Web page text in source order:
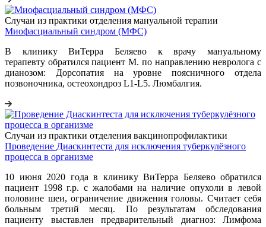
Случаи из практики отделения мануальной терапии
Миофасциальный синдром (МФС)
В клинику ВиТерра Беляево к врачу мануальному
терапевту обратился пациент М. по направлению невролога с
дианозом: Дорсопатия на уровне поясничного отдела
позвоночника, остеохондроз L1-L5. Люмбалгия.
Случаи из практики отделения вакцинопрофилактики
Проведение Диаскинтеста для исключения туберкулёзного
процесса в организме
10 июня 2020 года в клинику ВиТерра Беляево обратился
пациент 1998 г.р. с жалобами на наличие опухоли в левой
половине шеи, ограничение движения головы. Считает себя
больным третий месяц. По результатам обследования
пациенту выставлен предварительный диагноз: Лимфома